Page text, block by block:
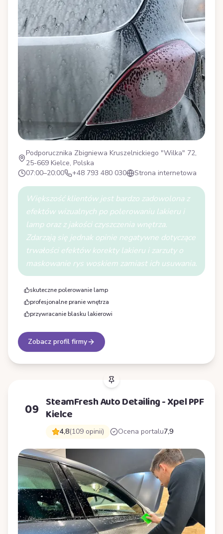
Podporucznika Zbigniewa Kruszelnickiego "Wilka" 72,
25-669 Kielce, Polska
07:00–20:00
+48 793 480 030 Strona internetowa
Większość klientów jest bardzo zadowolona z
efektów wizualnych po polerowaniu lakieru i
lamp oraz z jakości czyszczenia wnętrza.
Zdarzają się jednak opinie negatywne dotyczące
trwałości efektów korekty lakieru i zarzuty o
maskowanie rys woskiem zamiast ich usuwania.
skuteczne polerowanie lamp
profesjonalne pranie wnętrza
przywracanie blasku lakierowi
Zobacz profil firmy
09 SteamFresh Auto Detailing - Xpel PPF
Kielce
4,8(109 opinii) Ocena portalu7,9